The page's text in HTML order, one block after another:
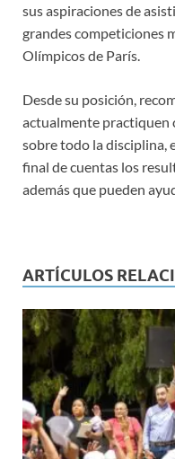
sus aspiraciones de
grandes competiciones
Olímpicos de París.
Desde su posición,
actualmente practiquen
sobre todo la disciplina,
final de cuentas los
además que pueden
ARTÍCULOS